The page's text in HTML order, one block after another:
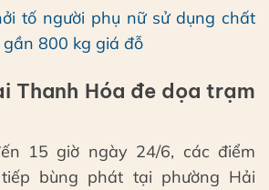
tố người phụ nữ sử dụng chất
800 kg giá đỗ
Thanh Hóa đe dọa trạm
15 giờ ngày 24/6, các điểm
bùng phát tại phường Hải